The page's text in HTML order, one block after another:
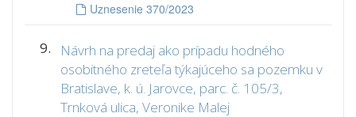
Uznesenie 370/2023
9.
Návrh na predaj ako prípadu hodného
osobitného zreteľa týkajúceho sa pozemku v
Bratislave, k. ú. Jarovce, parc. č. 105/3,
Trnková ulica, Veronike Malej